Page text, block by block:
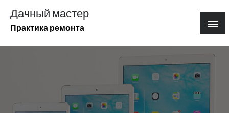
содержимому
Дачный мастер
Практика ремонта